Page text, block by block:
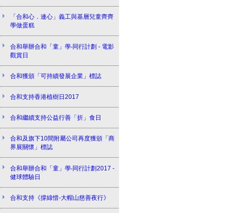
「合和心．連心」義工與基層兒童齊齊
學做蛋糕
合和舉辦合和「童」學‧同行計劃 - 電影
觀賞日
合和獲頒「可持續發展企業」標誌
合和支持香港植樹日2017
合和繼續支持公益行善「折」食日
合和及旗下10間附屬公司再度獲頒「商
界展關懷」標誌
合和舉辦合和「童」學‧同行計劃2017 -
健球體驗日
合和支持《撐綠惜-大帽山慈善夜行》